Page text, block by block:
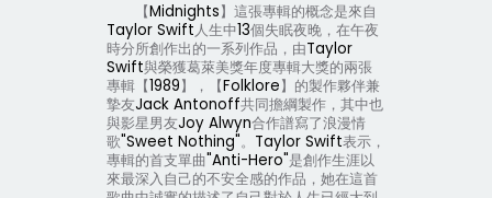
【Midnights】這張專輯的概念是來自
Taylor Swift人生中13個失眠夜晚，在午夜
時分所創作出的一系列作品，由Taylor
Swift與榮獲葛萊美獎年度專輯大獎的兩張
專輯【1989】，【Folklore】的製作夥伴兼
摯友Jack Antonoff共同擔綱製作，其中也
與影星男友Joy Alwyn合作譜寫了浪漫情
歌"Sweet Nothing"。 Taylor Swift表示，
專輯的首支單曲"Anti-Hero"是創作生涯以
來最深入自己的不安全感的作品，她在這首